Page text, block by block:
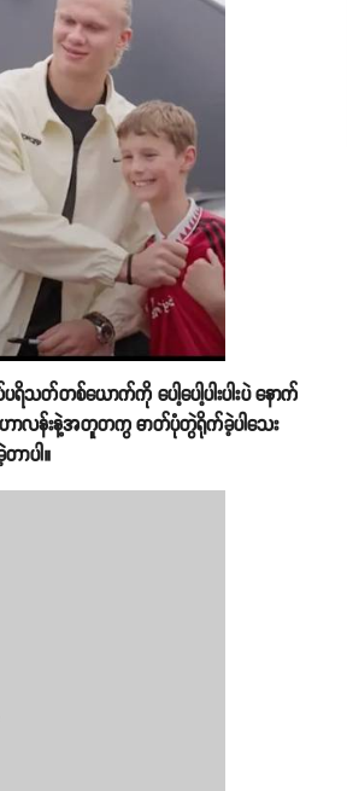
တစ်ယောက်ကို ပေါ့ပေါ့ပါးပါးပဲ နောက်
ဟာလန်းနဲ့အတူတကွ ဓာတ်ပုံတွဲရိုက်ခဲ့ပါသေး
ာပါ။